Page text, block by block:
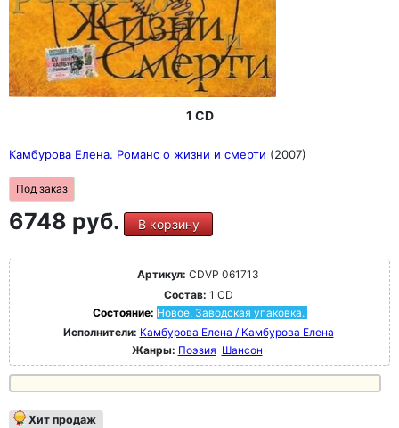
1 CD
Камбурова Елена. Романс о жизни и смерти (2007)
Под заказ
6748 руб. В корзину
Артикул: CDVP 061713
Состав: 1 CD
Состояние: Новое. Заводская упаковка.
Исполнители: Камбурова Елена / Камбурова Елена
Жанры: Поэзия Шансон
Хит продаж